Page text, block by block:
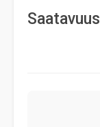
Saatavuus